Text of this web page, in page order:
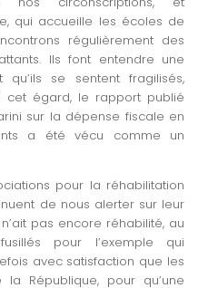
qui accueille les écoles de
régulièrement des
Ils font entendre une
se sentent fragilisés,
cet égard, le rapport publié
sur la dépense fiscale en
a été vécu comme un
pour la réhabilitation
de nous alerter sur leur
pas encore réhabilité, au
pour l’exemple qui
avec satisfaction que les
République, pour qu’une